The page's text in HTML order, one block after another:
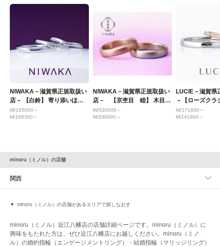
NIWAKA－滋賀県正規取扱い
店－ 【白鈴】 寄り添いほほ
笑む 純白のすずらん
W/165000～
M/168300～
NIWAKA－滋賀県正規取扱い
店－ 【京杢目 睦】 木目模
様が美しい！
W/330000～
M/330000～
LUCIE－滋賀県
－【ローズクラ
Clocher】
W/171600～
M/141900～
minoru（ミノル）の店舗
関西
minoru（ミノル）の店舗があるエリアで探しなおす
minoru（ミノル）近江八幡店の店舗詳細ページです。minoru（ミノル）に
興味をもたれた方は、ぜひ近江八幡店にお越しください。minoru（ミノ
ル）の婚約指輪（エンゲージメントリング）・結婚指輪（マリッジリング）